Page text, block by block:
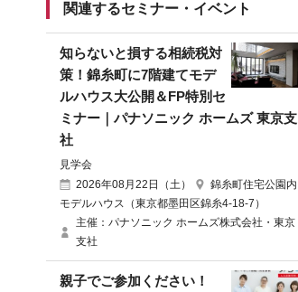
関連するセミナー・イベント
知らないと損する相続税対
策！錦糸町に7階建てモデ
ルハウス大公開＆FP特別セ
ミナー｜パナソニック ホームズ 東京支
社
見学会
2026年08月22日（土）
錦糸町住宅公園内
モデルハウス（東京都墨田区錦糸4-18-7）
主催：パナソニック ホームズ株式会社・東京
支社
親子でご参加ください！